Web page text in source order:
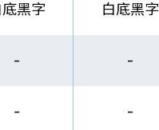
底黑字 白底黑字
- -
- -